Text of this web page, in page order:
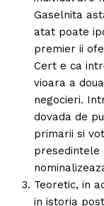
Gaselnita
atat poate
premier ii
Cert e ca
vioara a
negocieri.
dovada de
primarii si
presedintele
Teoretic, in
in istoria